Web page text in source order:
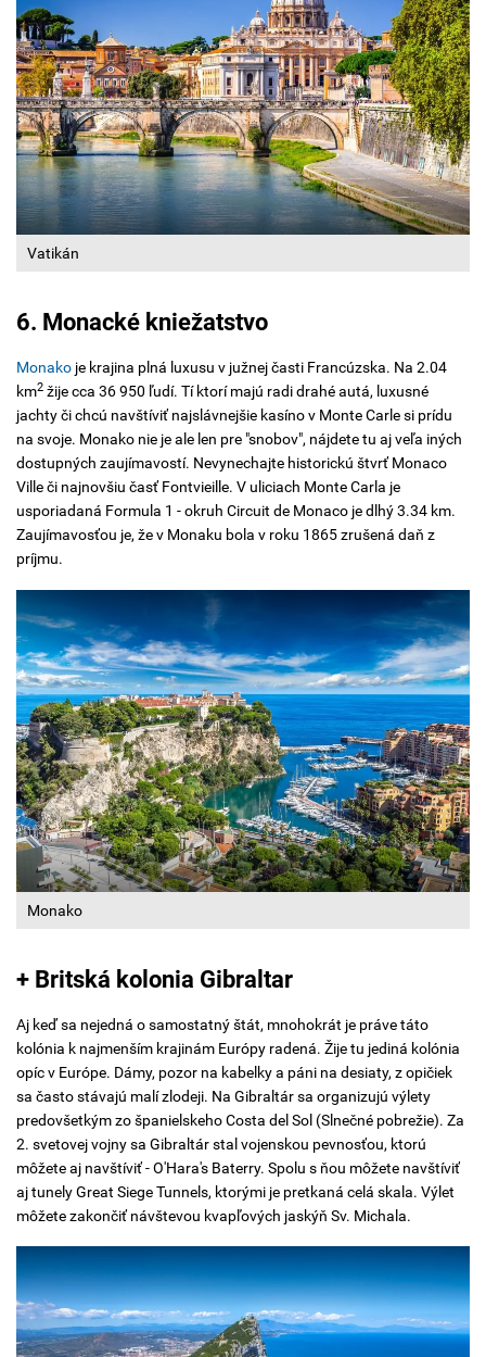
Vatikán
6. Monacké kniežatstvo
Monako je krajina plná luxusu v južnej časti Francúzska. Na 2.04
km2 žije cca 36 950 ľudí. Tí ktorí majú radi drahé autá, luxusné
jachty či chcú navštíviť najslávnejšie kasíno v Monte Carle si prídu
na svoje. Monako nie je ale len pre "snobov", nájdete tu aj veľa iných
dostupných zaujímavostí. Nevynechajte historickú štvrť Monaco
Ville či najnovšiu časť Fontvieille. V uliciach Monte Carla je
usporiadaná Formula 1 - okruh Circuit de Monaco je dlhý 3.34 km.
Zaujímavosťou je, že v Monaku bola v roku 1865 zrušená daň z
príjmu.
Monako
+ Britská kolonia Gibraltar
Aj keď sa nejedná o samostatný štát, mnohokrát je práve táto
kolónia k najmenším krajinám Európy radená. Žije tu jediná kolónia
opíc v Európe. Dámy, pozor na kabelky a páni na desiaty, z opičiek
sa často stávajú malí zlodeji. Na Gibraltár sa organizujú výlety
predovšetkým zo španielskeho Costa del Sol (Slnečné pobrežie). Za
2. svetovej vojny sa Gibraltár stal vojenskou pevnosťou, ktorú
môžete aj navštíviť - O'Hara's Baterry. Spolu s ňou môžete navštíviť
aj tunely Great Siege Tunnels, ktorými je pretkaná celá skala. Výlet
môžete zakončiť návštevou kvapľových jaskýň Sv. Michala.